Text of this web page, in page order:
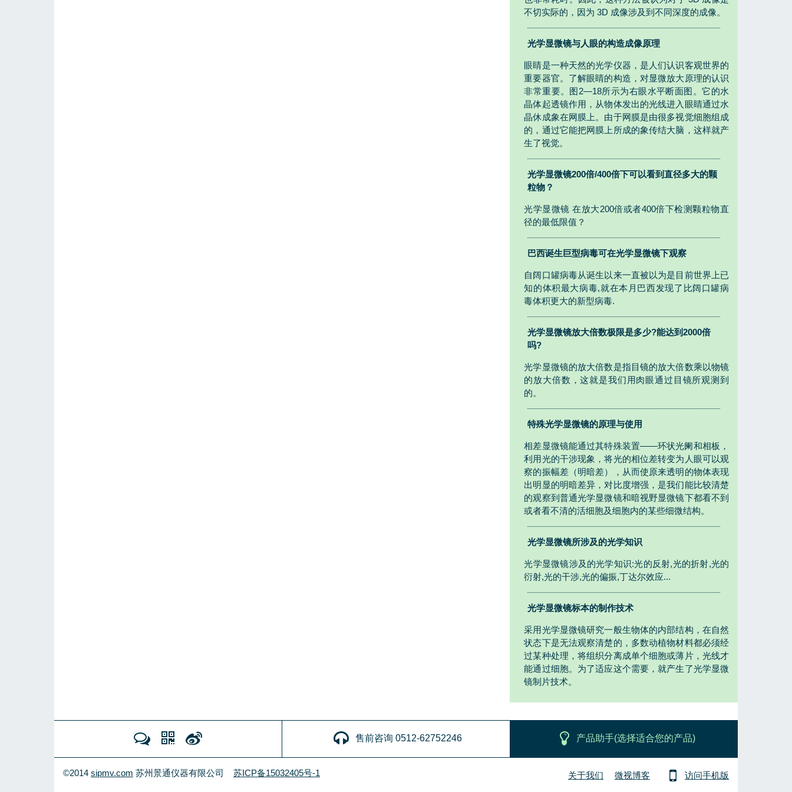
不切实际的，因为 3D 成像涉及到不同深度的成像。
光学显微镜与人眼的构造成像原理
眼睛是一种天然的光学仪器，是人们认识客观世界的
重要器官。了解眼睛的构造，对显微放大原理的认识
非常重要。图2—18所示为右眼水平断面图。它的水
晶体起透镜作用，从物体发出的光线进入眼睛通过水
晶休成象在网膜上。由于网膜是由很多视觉细胞组成
的，通过它能把网膜上所成的象传结大脑，这样就产
生了视觉。
光学显微镜200倍/400倍下可以看到直径多大的颗
粒物？
光学显微镜 在放大200倍或者400倍下检测颗粒物直
径的最低限值？
巴西诞生巨型病毒可在光学显微镜下观察
自阔口罐病毒从诞生以来一直被以为是目前世界上已
知的体积最大病毒,就在本月巴西发现了比阔口罐病
毒体积更大的新型病毒.
光学显微镜放大倍数极限是多少?能达到2000倍
吗?
光学显微镜的放大倍数是指目镜的放大倍数乘以物镜
的放大倍数，这就是我们用肉眼通过目镜所观测到
的。
特殊光学显微镜的原理与使用
相差显微镜能通过其特殊装置——环状光阑和相板，
利用光的干涉现象，将光的相位差转变为人眼可以观
察的振幅差（明暗差），从而使原来透明的物体表现
出明显的明暗差异，对比度增强，是我们能比较清楚
的观察到普通光学显微镜和暗视野显微镜下都看不到
或者看不清的活细胞及细胞内的某些细微结构。
光学显微镜所涉及的光学知识
光学显微镜涉及的光学知识:光的反射,光的折射,光的
衍射,光的干涉,光的偏振,丁达尔效应...
光学显微镜标本的制作技术
采用光学显微镜研究一般生物体的内部结构，在自然
状态下是无法观察清楚的，多数动植物材料都必须经
过某种处理，将组织分离成单个细胞或薄片，光线才
能通过细胞。为了适应这个需要，就产生了光学显微
镜制片技术。
售前咨询 0512-62752246 产品助手(选择适合您的产品)
©2014 sipmv.com 苏州景通仪器有限公司 苏ICP备15032405号-1 关于我们 微视博客 访问手机版